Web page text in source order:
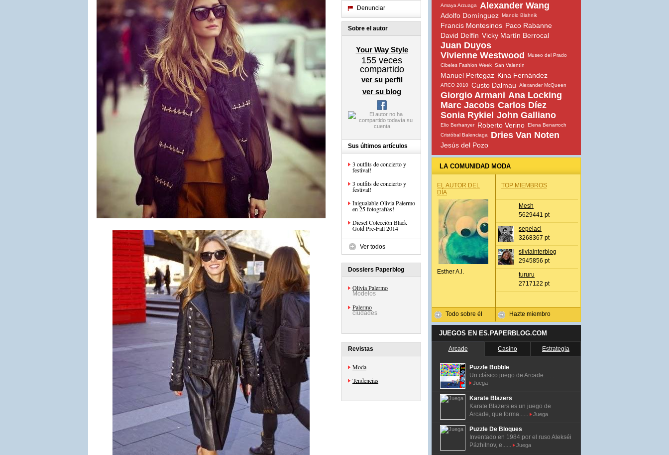
Denunciar
Sobre el autor
Your Way Style
155 veces
compartido
ver su perfil
ver su blog
Sus últimos artículos
3 outfits de concierto y
festival!
3 outfits de concierto y
festival!
Inigualable Olivia Palermo
en 25 fotografías!
Diesel Colección Black
Gold Pre-Fall 2014
Ver todos
Dossiers Paperblog
Olivia Palermo
Modelos
Palermo
ciudades
Revistas
Moda
Tendencias
Amaya Arzuaga Alexander Wang
Adolfo Domínguez Manolo Blahnik
Francis Montesinos Paco Rabanne
David Delfín Vicky Martín Berrocal
Juan Duyos
Vivienne Westwood
Museo del Prado
Cibeles Fashion Week San Valentín
Manuel Pertegaz Kina Fernández
ARCO 2010 Custo Dalmau Alexander McQueen
Giorgio Armani Ana Locking
Marc Jacobs Carlos Díez
Sonia Rykiel John Galliano
Elio Berhanyer Roberto Verino Elena Benarroch
Cristóbal Balenciaga
Dries Van Noten
Jesús del Pozo
LA COMUNIDAD MODA
EL AUTOR DEL
DÍA
Esther A.l.
Todo sobre él
TOP MIEMBROS
Mesh
5629441 pt
sepelaci
3268367 pt
silviainterblog
2945856 pt
tururu
2717122 pt
Hazte miembro
JUEGOS EN ES.PAPERBLOG.COM
Arcade Casino Estrategia
Puzzle Bobble
Un clásico juego de Arcade. ......
Juega
Karate Blazers
Karate Blazers es un juego de
Arcade, que forma......
Juega
Puzzle De Bloques
Inventado en 1984 por el ruso Alekséi
Pázhitnov, e......
Juega